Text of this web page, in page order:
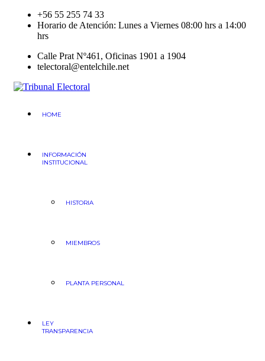
+56 55 255 74 33
Horario de Atención: Lunes a Viernes 08:00 hrs a 14:00
hrs
Calle Prat Nº461, Oficinas 1901 a 1904
telectoral@entelchile.net
HOME
INFORMACIÓN
INSTITUCIONAL
HISTORIA
MIEMBROS
PLANTA PERSONAL
LEY
TRANSPARENCIA